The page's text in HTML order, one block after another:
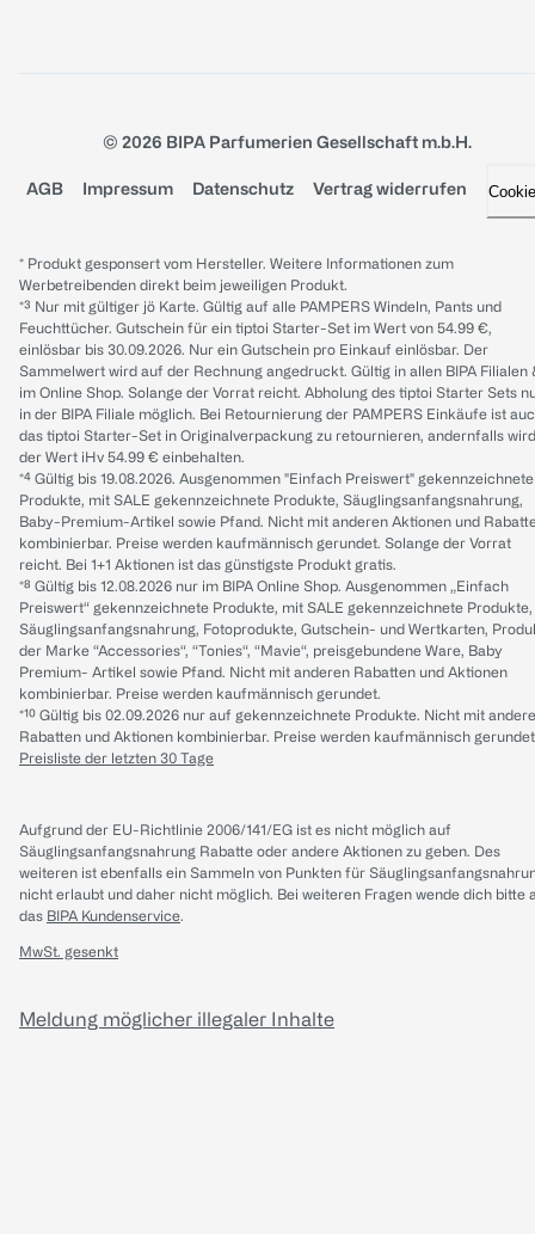
© 2026 BIPA Parfumerien Gesellschaft m.b.H.
AGB Impressum Datenschutz Vertrag widerrufen
* Produkt gesponsert vom Hersteller. Weitere Informationen zum
Werbetreibenden direkt beim jeweiligen Produkt.
*³ Nur mit gültiger jö Karte. Gültig auf alle PAMPERS Windeln, Pants und
Feuchttücher. Gutschein für ein tiptoi Starter-Set im Wert von 54.99 €,
einlösbar bis 30.09.2026. Nur ein Gutschein pro Einkauf einlösbar. Der
Sammelwert wird auf der Rechnung angedruckt. Gültig in allen BIPA Filialen
im Online Shop. Solange der Vorrat reicht. Abholung des tiptoi Starter Sets
in der BIPA Filiale möglich. Bei Retournierung der PAMPERS Einkäufe ist
das tiptoi Starter-Set in Originalverpackung zu retournieren, andernfalls wird
der Wert iHv 54.99 € einbehalten.
*⁴ Gültig bis 19.08.2026. Ausgenommen "Einfach Preiswert" gekennzeichnete
Produkte, mit SALE gekennzeichnete Produkte, Säuglingsanfangsnahrung,
Baby-Premium-Artikel sowie Pfand. Nicht mit anderen Aktionen und
kombinierbar. Preise werden kaufmännisch gerundet. Solange der Vorrat
reicht. Bei 1+1 Aktionen ist das günstigste Produkt gratis.
*⁸ Gültig bis 12.08.2026 nur im BIPA Online Shop. Ausgenommen „Einfach
Preiswert“ gekennzeichnete Produkte, mit SALE gekennzeichnete Produkte,
Säuglingsanfangsnahrung, Fotoprodukte, Gutschein- und Wertkarten,
der Marke “Accessories“, “Tonies“, “Mavie“, preisgebundene Ware, Baby
Premium- Artikel sowie Pfand. Nicht mit anderen Rabatten und Aktionen
kombinierbar. Preise werden kaufmännisch gerundet.
*¹⁰ Gültig bis 02.09.2026 nur auf gekennzeichnete Produkte. Nicht mit
Rabatten und Aktionen kombinierbar. Preise werden kaufmännisch
Preisliste der letzten 30 Tage
Aufgrund der EU-Richtlinie 2006/141/EG ist es nicht möglich auf
Säuglingsanfangsnahrung Rabatte oder andere Aktionen zu geben. Des
weiteren ist ebenfalls ein Sammeln von Punkten für
nicht erlaubt und daher nicht möglich. Bei weiteren Fragen wende dich bitte
das BIPA Kundenservice.
MwSt. gesenkt
Meldung möglicher illegaler Inhalte